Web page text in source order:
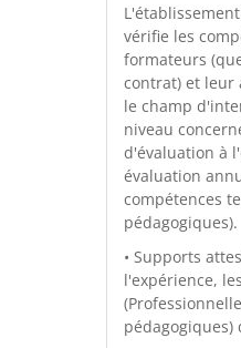
vérifie les
formateurs
contrat) et leur
le champ
niveau
d'évaluation à
évaluation
compétences
pédagogiques).
• Supports
l'expérience,
pédagogiques)